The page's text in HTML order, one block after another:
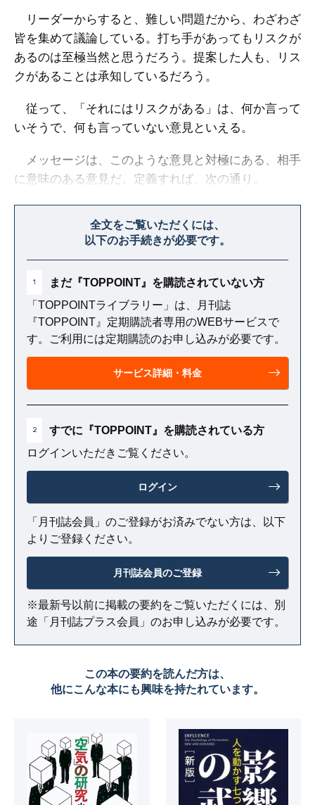
リーダーからすると、難しい問題だから、わざわざ
皆を集めて議論している。打ち手があってもリスクが
あるのは至極当然と思うだろう。提案した人も、リス
クがあることは承知しているだろう。
従って、「それにはリスクがある」は、何か言って
いそうで、何も言っていない意見といえる。
メッセージは、このような意見と対極にある、相手
に意味のある意見だ。定義すれば、次の通り。
を言葉にしたもの」全文をご覧いただくには、
以下のお手続きが必要です。
1
まだ『TOPPOINT』を購読されていない方
「TOPPOINTライブラリー」は、月刊誌
『TOPPOINT』定期購読者専用のWEBサービスで
す。ご利用には定期購読のお申し込みが必要です。
サービス詳細・料金
2
すでに『TOPPOINT』を購読されている方
ログインいただきご覧ください。
ログイン
「月刊誌会員」のご登録がお済みでない方は、以下
よりご登録ください。
月刊誌会員のご登録
※最新号以前に掲載の要約をご覧いただくには、別
途「月刊誌プラス会員」のお申し込みが必要です。
この本の要約を読んだ方は、
他にこんな本にも興味を持たれています。